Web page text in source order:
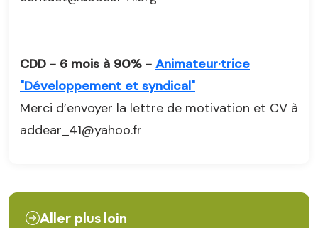
CDD - 6 mois à 90% - Animateur·trice
"Développement et syndical"
Merci d’envoyer la lettre de motivation et CV à
addear_41@yahoo.fr
Aller plus loin